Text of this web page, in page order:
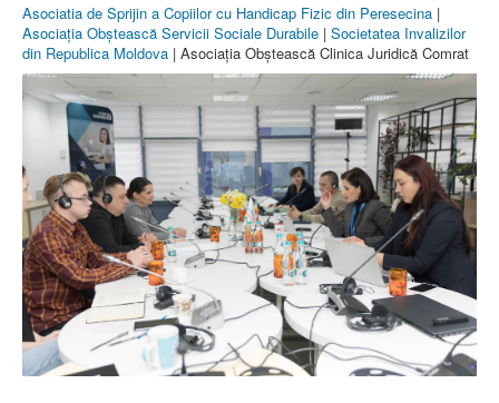
Asociatia de Sprijin a Copiilor cu Handicap Fizic din Peresecina |
Asociația Obștească Servicii Sociale Durabile | Societatea Invalizilor
din Republica Moldova | Asociația Obștească Clinica Juridică Comrat